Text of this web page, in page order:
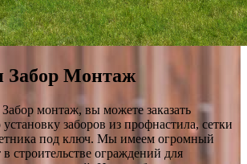
Забор Монтаж
монтаж, вы можете заказать
заборов из профнастила, сетки
под ключ. Мы имеем огромный
строительстве ограждений для